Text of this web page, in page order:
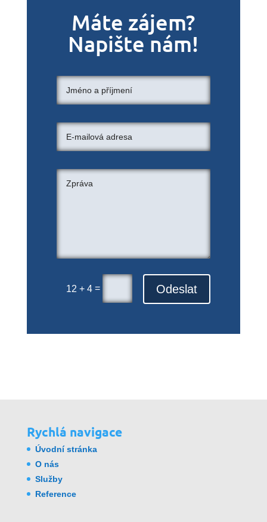
Máte zájem?
Napište nám!
12 + 4 = Odeslat
Rychlá navigace
Úvodní stránka
O nás
Služby
Reference